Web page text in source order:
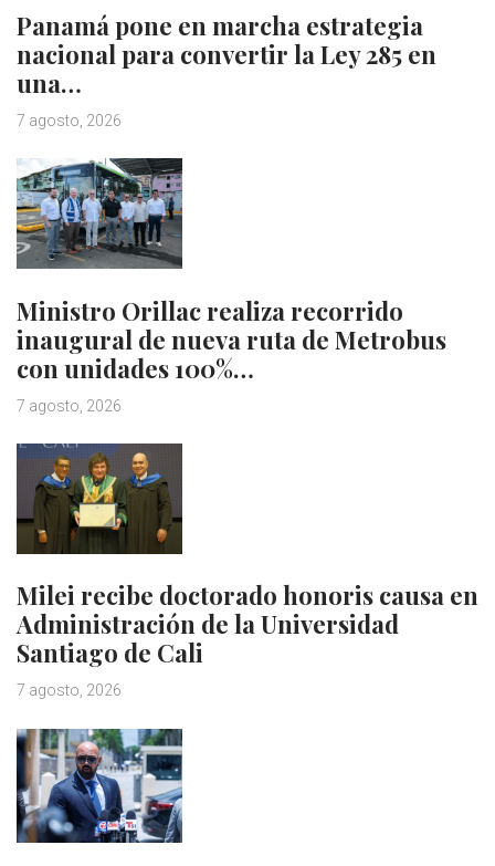
Panamá pone en marcha estrategia
nacional para convertir la Ley 285 en
una…
7 agosto, 2026
Ministro Orillac realiza recorrido
inaugural de nueva ruta de Metrobus
con unidades 100%…
7 agosto, 2026
Milei recibe doctorado honoris causa en
Administración de la Universidad
Santiago de Cali
7 agosto, 2026